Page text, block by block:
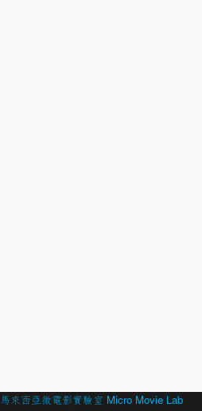
馬來西亞微電影實驗室 Micro Movie Lab